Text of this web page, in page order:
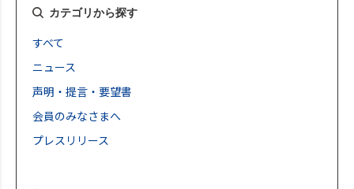
カテゴリから探す
すべて
ニュース
声明・提言・要望書
会員のみなさまへ
プレスリリース